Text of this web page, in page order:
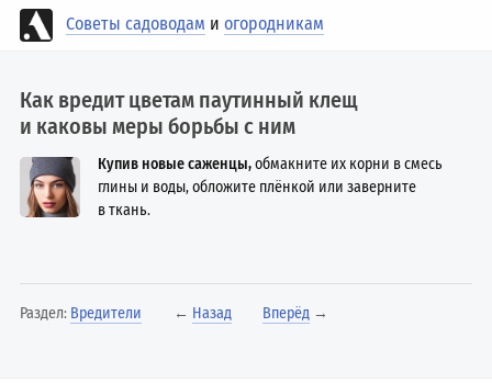
Советы садоводам иогородникам
Как вредит цветам паутинный клещ
и каковы меры борьбы с ним
Купив новые саженцы,обмакните их корни в смесь
глины и воды, обложите плёнкой или заверните
в ткань.
Раздел: Вредители ← Назад Вперёд →